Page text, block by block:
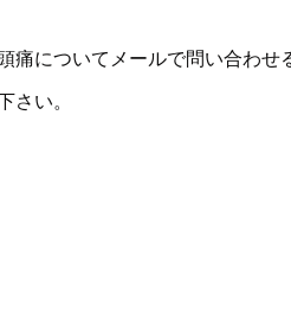
痛についてメールで問い合わせ
さい。